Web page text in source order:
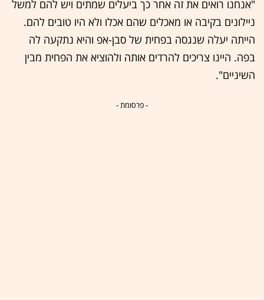
"אנחנו רואים את זה אחר כך ביעלים שמתים ויש להם למשל
ניילונים בקיבה או מאכלים שהם אכלו ולא היו טובים להם.
הייתה יעלה שנגסה בפחית של סבן-אפ והיא נתקעה לה
בפה. היינו צריכים להרדים אותה ולהוציא את הפחית מבין
השיניים".
- פרסומת -